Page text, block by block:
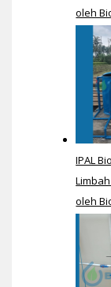
oleh
IPAL
oleh